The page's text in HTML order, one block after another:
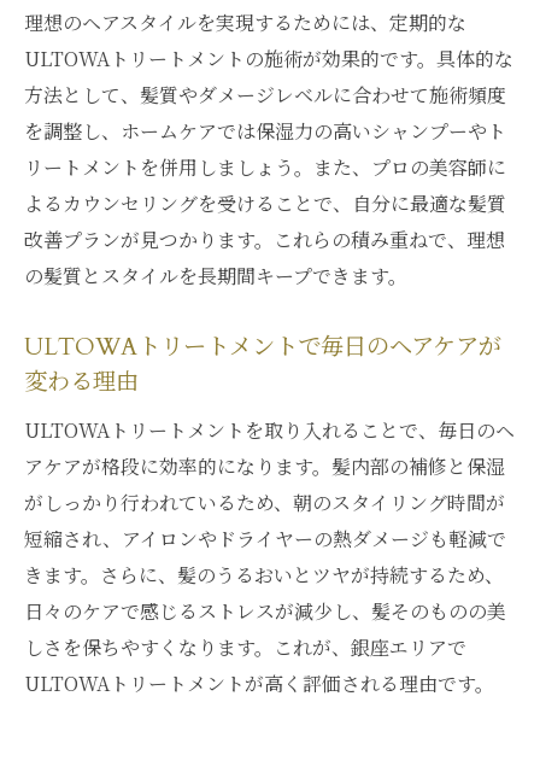
理想のヘアスタイルを実現するためには、定期的な
ULTOWAトリートメントの施術が効果的です。具体的な
方法として、髪質やダメージレベルに合わせて施術頻度
を調整し、ホームケアでは保湿力の高いシャンプーやト
リートメントを併用しましょう。また、プロの美容師に
よるカウンセリングを受けることで、自分に最適な髪質
改善プランが見つかります。これらの積み重ねで、理想
の髪質とスタイルを長期間キープできます。
ULTOWAトリートメントで毎日のヘアケアが
変わる理由
ULTOWAトリートメントを取り入れることで、毎日のヘ
アケアが格段に効率的になります。髪内部の補修と保湿
がしっかり行われているため、朝のスタイリング時間が
短縮され、アイロンやドライヤーの熱ダメージも軽減で
きます。さらに、髪のうるおいとツヤが持続するため、
日々のケアで感じるストレスが減少し、髪そのものの美
しさを保ちやすくなります。これが、銀座エリアで
ULTOWAトリートメントが高く評価される理由です。